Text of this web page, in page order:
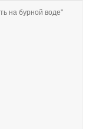
на бурной воде"